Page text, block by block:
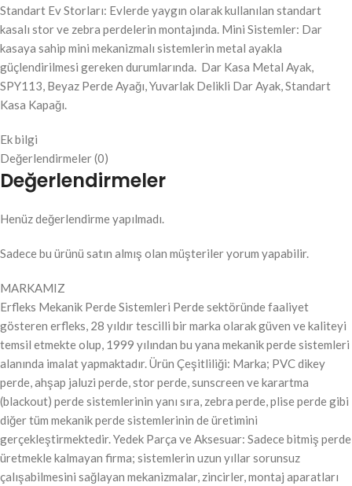
Standart Ev Storları: Evlerde yaygın olarak kullanılan standart
kasalı stor ve zebra perdelerin montajında. Mini Sistemler: Dar
kasaya sahip mini mekanizmalı sistemlerin metal ayakla
güçlendirilmesi gereken durumlarında. Dar Kasa Metal Ayak,
SPY113, Beyaz Perde Ayağı, Yuvarlak Delikli Dar Ayak, Standart
Kasa Kapağı.
Ek bilgi
Değerlendirmeler (0)
Değerlendirmeler
Henüz değerlendirme yapılmadı.
Sadece bu ürünü satın almış olan müşteriler yorum yapabilir.
MARKAMIZ
Erfleks Mekanik Perde Sistemleri Perde sektöründe faaliyet
gösteren erfleks, 28 yıldır tescilli bir marka olarak güven ve kaliteyi
temsil etmekte olup, 1999 yılından bu yana mekanik perde sistemleri
alanında imalat yapmaktadır. Ürün Çeşitliliği: Marka; PVC dikey
perde, ahşap jaluzi perde, stor perde, sunscreen ve karartma
(blackout) perde sistemlerinin yanı sıra, zebra perde, plise perde gibi
diğer tüm mekanik perde sistemlerinin de üretimini
gerçekleştirmektedir. Yedek Parça ve Aksesuar: Sadece bitmiş perde
üretmekle kalmayan firma; sistemlerin uzun yıllar sorunsuz
çalışabilmesini sağlayan mekanizmalar, zincirler, montaj aparatları